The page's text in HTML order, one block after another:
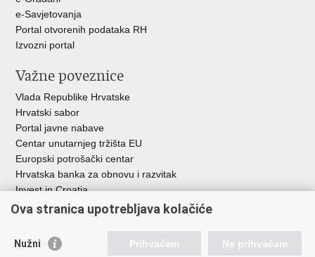
e-Savjetovanja
Portal otvorenih podataka RH
Izvozni portal
Važne poveznice
Vlada Republike Hrvatske
Hrvatski sabor
Portal javne nabave
Centar unutarnjeg tržišta EU
Europski potrošački centar
Hrvatska banka za obnovu i razvitak
Invest in Croatia
Europska banka za obnovu i razvoj
Središnja agencija za financiranje i ugovaranje
Ova stranica upotrebljava kolačiće
Nužni Prihvaćam Ne prihvaćam